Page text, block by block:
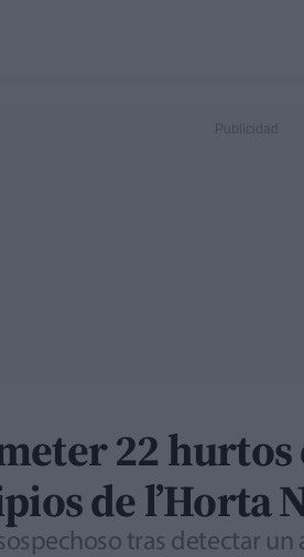
22
de l’Horta
tras detectar